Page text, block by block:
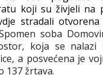
koji su živjeli na
stradali
soba
koja se nalazi
a posvećena je
137 žrtava.